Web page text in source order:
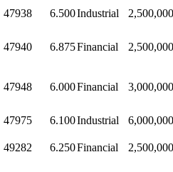
47938 6.500Industrial
47940 6.875Financial
47948 6.000Financial
47975 6.100Industrial
49282 6.250Financial